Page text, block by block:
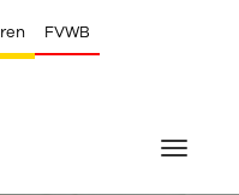
FVWB
Toggle